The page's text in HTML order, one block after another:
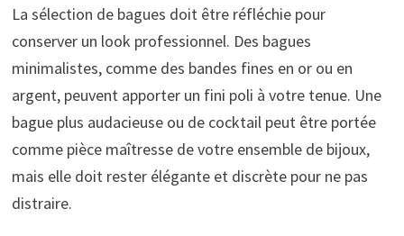
La sélection de bagues doit être réfléchie pour
conserver un look professionnel. Des bagues
minimalistes, comme des bandes fines en or ou en
argent, peuvent apporter un fini poli à votre tenue. Une
bague plus audacieuse ou de cocktail peut être portée
comme pièce maîtresse de votre ensemble de bijoux,
mais elle doit rester élégante et discrète pour ne pas
distraire.